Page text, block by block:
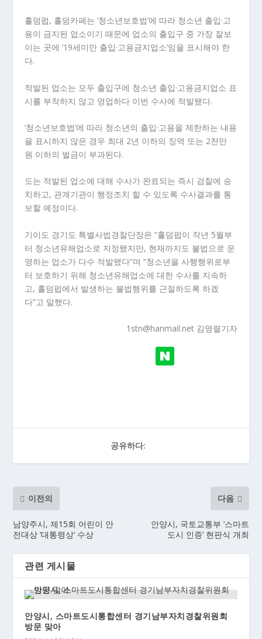
홀덤펍, 홀덤카페는 ‘청소년보호법’에 따라 청소년 출입·고
용이 금지된 업소이기 때문에 업소의 출입구 중 가장 잘보
이는 곳에 ‘19세미만 출입·고용금지업소’임을 표시해야 한
다.
적발된 업소는 모두 출입구에 청소년 출입·고용금지업소 표
시를 부착하지 않고 영업하다 이번 수사에 적발됐다.
‘청소년보호법’에 따라 청소년의 출입·고용을 제한하는 내용
을 표시하지 않은 경우 최대 2년 이하의 징역 또는 2천만
원 이하의 벌금이 부과된다.
도는 적발된 업소에 대해 수사가 완료되는 즉시 검찰에 송
치하고, 관계기관이 행정조치 할 수 있도록 수사결과를 통
보할 예정이다.
기이도 경기도 특별사법경찰단장은 “홀덤펍이 작년 5월부
터 청소년유해업소로 지정됐지만, 현재까지도 불법으로 운
영하는 업소가 다수 적발됐다”며 “청소년을 사행행위로부
터 보호하기 위해 청소년유해업소에 대한 수사를 지속하
고, 홀덤펍에서 발생하는 불법행위를 근절하도록 하겠
다”고 말했다.
1stn@hanmail.net 김영렬기자
공유하다:
이전의
남양주시, 제15회 어린이 안
전대상 ‘대통령상’ 수상
다음
안양시, 국토교통부 ‘스마트
도시 인증’ 현판식 개최
관련 게시물
안양시, 스마트도시통합센터 경기남부자치경찰위원회
방문 맞아